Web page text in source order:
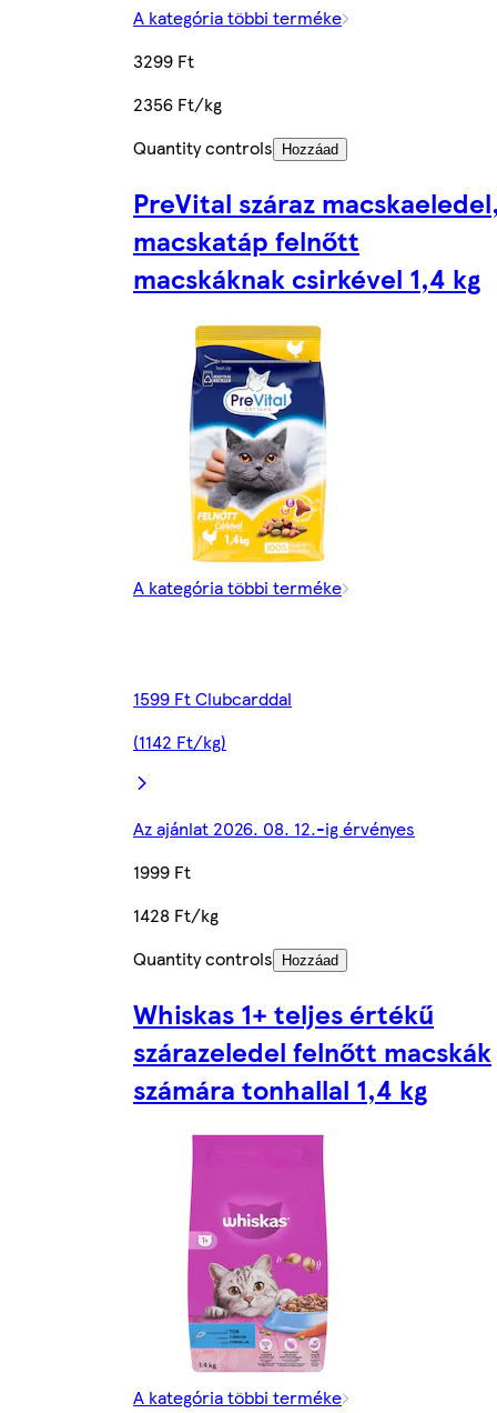
A kategória többi terméke
3299 Ft
2356 Ft/kg
Quantity controls
Hozzáad
PreVital száraz
macskatáp felnőtt
macskáknak csirkével 1,4 kg
A kategória többi terméke
1599 Ft Clubcarddal
(1142 Ft/kg)
Az ajánlat 2026. 08. 12.-ig érvényes
1999 Ft
1428 Ft/kg
Quantity controls
Hozzáad
Whiskas 1+ teljes értékű
szárazeledel felnőtt macskák
számára tonhallal 1,4 kg
A kategória többi terméke